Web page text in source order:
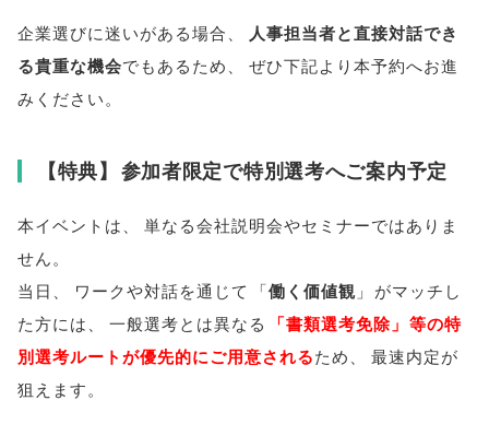
企業選びに迷いがある場合、
人事担当者と直接対話でき
る貴重な機会でもあるため、
ぜひ下記より本予約へお進
みください。
【特典】 参加者限定で特別選考へご案内予定
本イベントは、
単なる会社説明会やセミナーではありま
せん。
当日 、 ワークや対話を通じて 「働く価値観」 がマッチし
た方には、 一般選考とは異なる 「書類選考免除 」 等の特
別選考ルートが優先的にご用意されるため、
最速内定が
狙えます。